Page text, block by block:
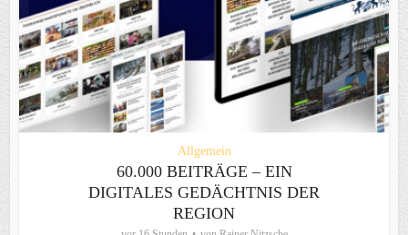
Allgemein
60.000 BEITRÄGE – EIN
DIGITALES GEDÄCHTNIS DER
REGION